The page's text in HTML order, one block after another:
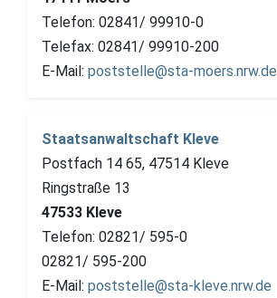
Telefon: 02841/ 99910-0
Telefax: 02841/ 99910-200
E-Mail: poststelle@sta-moers.nrw.de
Staatsanwaltschaft Kleve
Postfach 14 65, 47514 Kleve
Ringstraße 13
47533 Kleve
Telefon: 02821/ 595-0
02821/ 595-200
E-Mail: poststelle@sta-kleve.nrw.de